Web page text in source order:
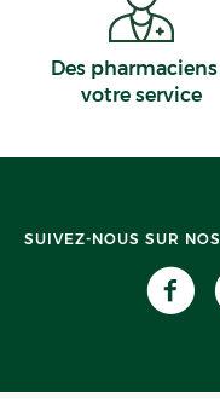
Des pharmaciens
votre service
SUIVEZ-NOUS SUR